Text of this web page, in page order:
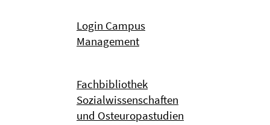
Login Campus
Management
Fachbibliothek
Sozialwissenschaften
und Osteuropastudien